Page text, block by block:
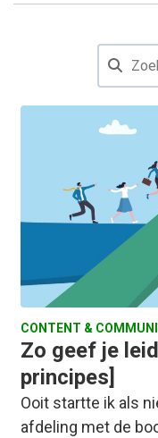
CONTENT &
Zo geef je
principes]
Ooit startte ik als
afdeling met de